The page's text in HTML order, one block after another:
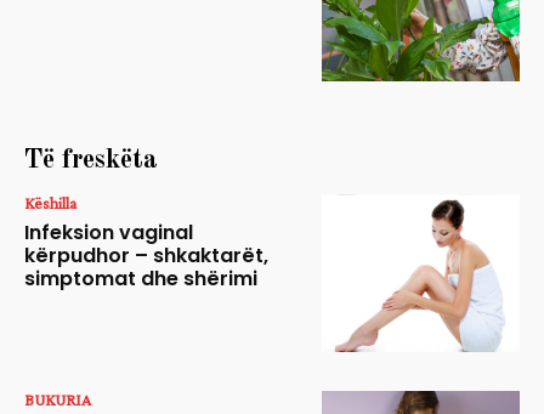
Të freskëta
Këshilla
Infeksion vaginal
kërpudhor – shkaktarët,
simptomat dhe shërimi
BUKURIA